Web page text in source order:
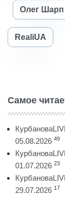
Олег Шарп
RealiUA
Самое
05.08.2026 49
01.07.2026 23
29.07.2026 17